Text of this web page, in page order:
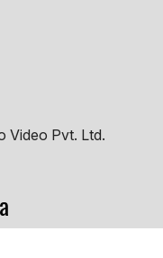
Video Pvt. Ltd.